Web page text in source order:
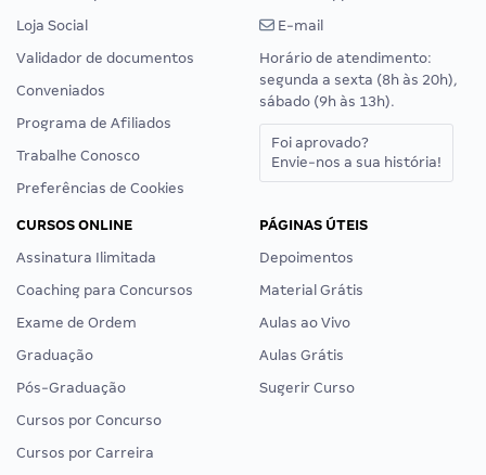
Loja Social
Validador de documentos
Conveniados
Programa de Afiliados
Trabalhe Conosco
Preferências de Cookies
E-mail
Horário de atendimento:
segunda a sexta (8h às 20h),
sábado (9h às 13h).
Foi aprovado?
Envie-nos a sua história!
CURSOS ONLINE
Assinatura Ilimitada
Coaching para Concursos
Exame de Ordem
Graduação
Pós-Graduação
Cursos por Concurso
Cursos por Carreira
PÁGINAS ÚTEIS
Depoimentos
Material Grátis
Aulas ao Vivo
Aulas Grátis
Sugerir Curso